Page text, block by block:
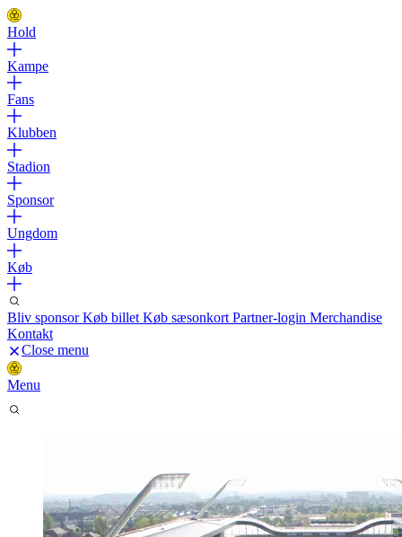
Hold
Kampe
Fans
Klubben
Stadion
Sponsor
Ungdom
Køb
Bliv sponsorKøb billet Køb sæsonkort Partner-login Merchandise
Kontakt
Close menu
Menu